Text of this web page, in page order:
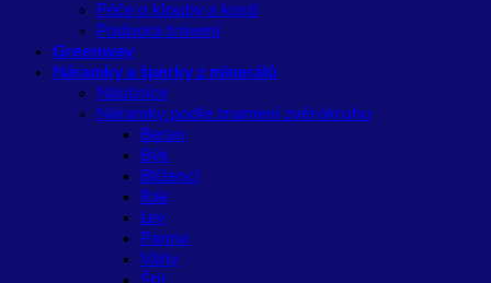
Péče o klouby a kosti
Podpora trávení
Greenway
Náramky a šperky z minerálů
Náušnice
Náramky podle znamení zvěrokruhu
Beran
Býk
Blíženci
Rak
Lev
Panna
Váhy